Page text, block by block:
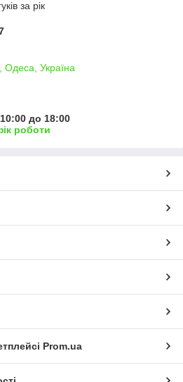
за рік
Одеса, Україна
до 18:00
роботи
Prom.ua